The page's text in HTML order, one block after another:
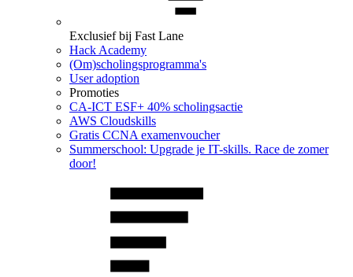
Exclusief bij Fast Lane
Hack Academy
(Om)scholingsprogramma's
User adoption
Promoties
CA‑ICT ESF+ 40% scholingsactie
AWS Cloudskills
Gratis CCNA examenvoucher
Summerschool: Upgrade je IT-skills. Race de zomer
door!